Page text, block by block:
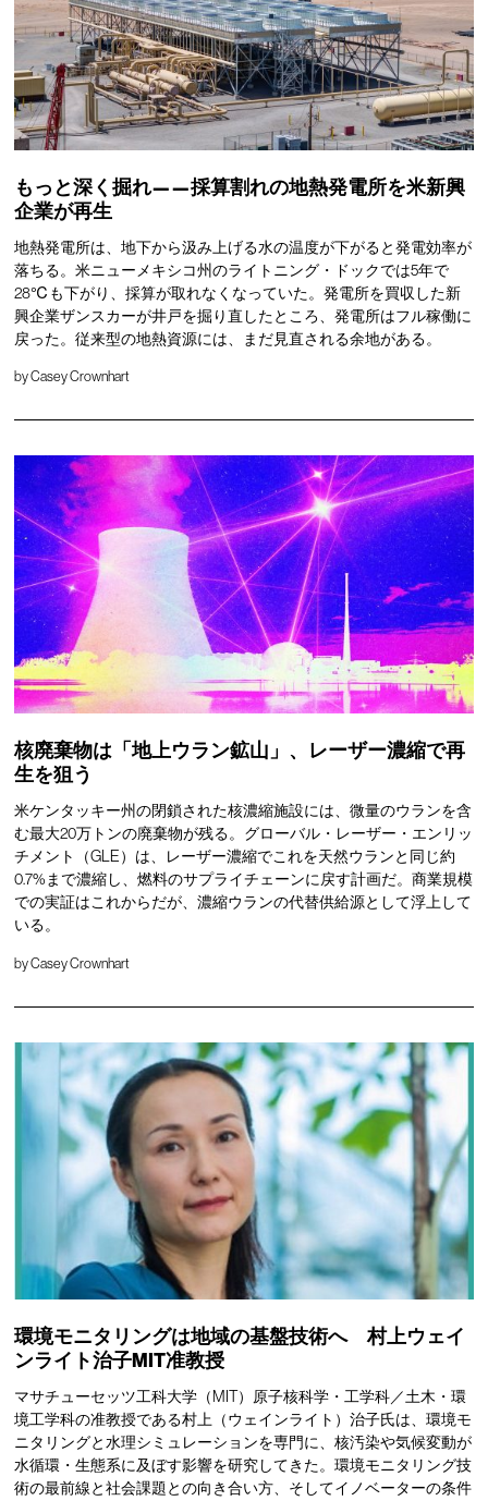
もっと深く掘れ——採算割れの地熱発電所を米新興
企業が再生
地熱発電所は、地下から汲み上げる水の温度が下がると発電効率が
落ちる。米ニューメキシコ州のライトニング・ドックでは5年で
28℃も下がり、採算が取れなくなっていた。発電所を買収した新
興企業ザンスカーが井戸を掘り直したところ、発電所はフル稼働に
戻った。従来型の地熱資源には、まだ見直される余地がある。
byCasey Crownhart
核廃棄物は「地上ウラン鉱山」、レーザー濃縮で再
生を狙う
米ケンタッキー州の閉鎖された核濃縮施設には、微量のウランを含
む最大20万トンの廃棄物が残る。グローバル・レーザー・エンリッ
チメント（GLE）は、レーザー濃縮でこれを天然ウランと同じ約
0.7%まで濃縮し、燃料のサプライチェーンに戻す計画だ。商業規模
での実証はこれからだが、濃縮ウランの代替供給源として浮上して
いる。
byCasey Crownhart
環境モニタリングは地域の基盤技術へ 村上ウェイ
ンライト治子MIT准教授
マサチューセッツ工科大学（MIT）原子核科学・工学科／土木・環
境工学科の准教授である村上（ウェインライト）治子氏は、環境モ
ニタリングと水理シミュレーションを専門に、核汚染や気候変動が
水循環・生態系に及ぼす影響を研究してきた。環境モニタリング技
術の最前線と社会課題との向き合い方、そしてイノベーターの条件